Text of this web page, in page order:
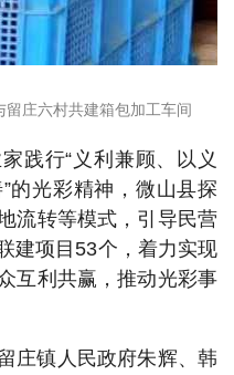
庄六村共建箱包加工车间
践行“义利兼顾、以义
的光彩精神，微山县探
流转等模式，引导民营
建项目53个，着力实现
互利共赢，推动光彩事
庄镇人民政府朱辉、韩